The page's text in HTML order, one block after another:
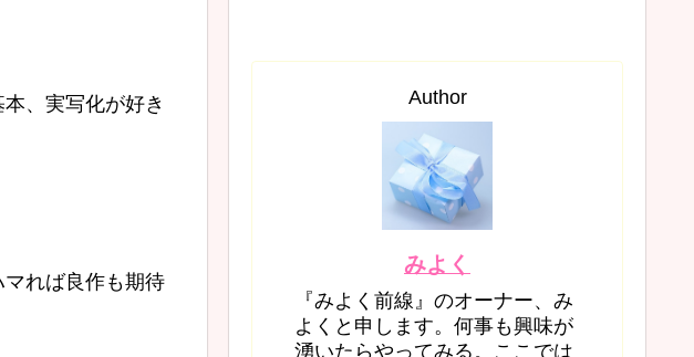
、実写化が好き
れば良作も期待
Author
みよく
『みよく前線』のオーナー、み
よくと申します。何事も興味が
湧いたらやってみる。ここでは